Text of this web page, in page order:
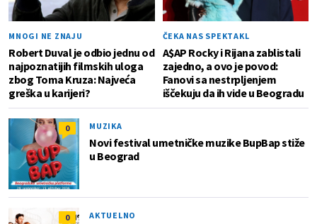
MNOGI NE ZNAJU
Robert Duval je odbio jednu od
najpoznatijih filmskih uloga
zbog Toma Kruza: Najveća
greška u karijeri?
ČEKA NAS SPEKTAKL
A$AP Rocky i Rijana zablistali
zajedno, a ovo je povod:
Fanovi sa nestrpljenjem
iščekuju da ih vide u Beogradu
0 MUZIKA
Novi festival umetničke muzike BupBap stiže
u Beograd
0 AKTUELNO